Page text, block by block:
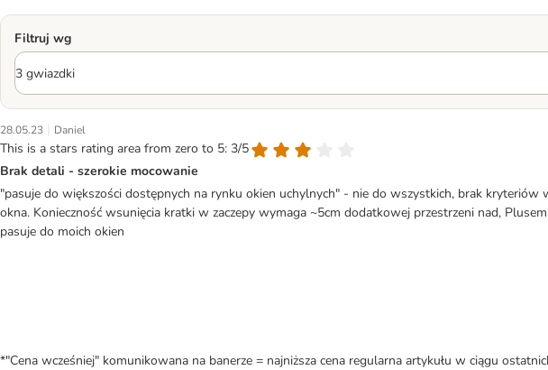
Filtruj wg
28.05.23 | Daniel
This is a stars rating area from zero to 5: 3/5
Brak detali - szerokie mocowanie
"pasuje do większości dostępnych na rynku okien uchylnych" - nie do wszystkich, brak kryteriów
okna. Konieczność wsunięcia kratki w zaczepy wymaga ~5cm dodatkowej przestrzeni nad,
pasuje do moich okien
*"Cena wcześniej" komunikowana na banerze = najniższa cena regularna artykułu w ciągu